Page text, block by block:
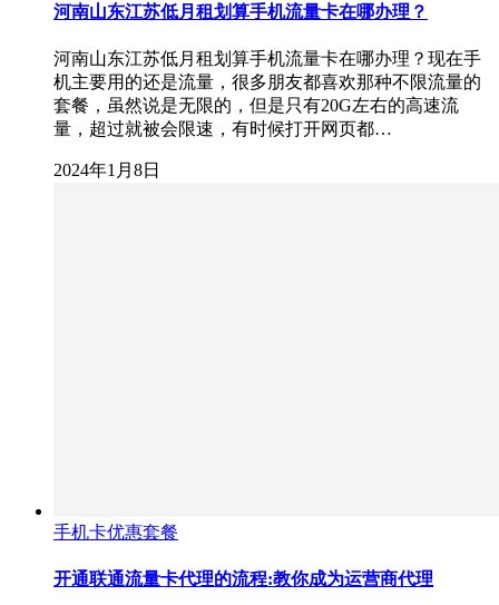
河南山东江苏低月租划算手机流量卡在哪办理？
河南山东江苏低月租划算手机流量卡在哪办理？现在手
机主要用的还是流量，很多朋友都喜欢那种不限流量的
套餐，虽然说是无限的，但是只有20G左右的高速流
量，超过就被会限速，有时候打开网页都…
2024年1月8日
手机卡优惠套餐
开通联通流量卡代理的流程:教你成为运营商代理